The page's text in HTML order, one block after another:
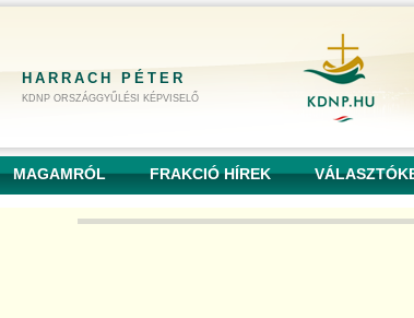
HARRACH PÉTER
KDNP ORSZÁGGYŰLÉSI KÉPVISELŐ
MAGAMRÓL FRAKCIÓ HÍREK